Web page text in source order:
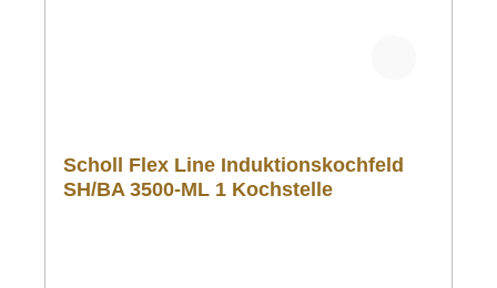
Scholl Flex Line Induktionskochfeld
SH/BA 3500-ML 1 Kochstelle